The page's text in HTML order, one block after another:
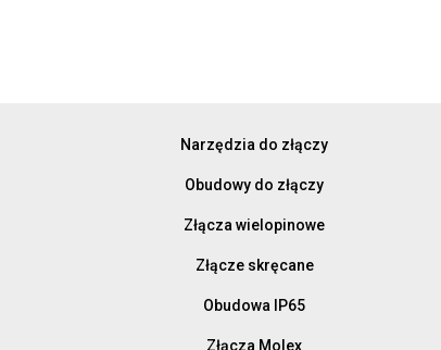
Narzędzia do złączy
Obudowy do złączy
Złącza wielopinowe
Złącze skręcane
Obudowa IP65
Złącza Molex